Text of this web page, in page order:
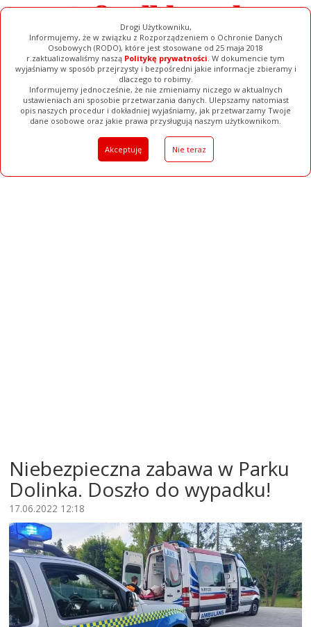
Drogi Użytkowniku,
Informujemy, że w związku z Rozporządzeniem o Ochronie Danych
Osobowych (RODO), które jest stosowane od 25 maja 2018
r.zaktualizowaliśmy naszą Politykę prywatności. W dokumencie tym
wyjaśniamy w sposób przejrzysty i bezpośredni jakie informacje zbieramy i
dlaczego to robimy.
Informujemy jednocześnie, że nie zmieniamy niczego w aktualnych
ustawieniach ani sposobie przetwarzania danych. Ulepszamy natomiast
opis naszych procedur i dokładniej wyjaśniamy, jak przetwarzamy Twoje
dane osobowe oraz jakie prawa przysługują naszym użytkownikom.
Akceptuję Nie teraz
Ogłoszenia Filmy Galerie Baza Firm Pełna Wersja
Niebezpieczna zabawa w Parku
Dolinka. Doszło do wypadku!
17.06.2022 12:18